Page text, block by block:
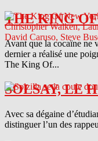
THE KING
Avant que la cocaïne ne
dernier a réalisé une
The King Of...
SOLSAY, LE
Avec sa dégaine
distinguer l’un des